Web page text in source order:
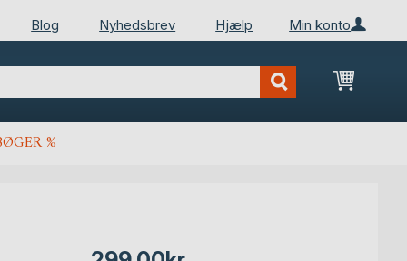
Min konto
Blog Nyhedsbrev Hjælp
Min
%